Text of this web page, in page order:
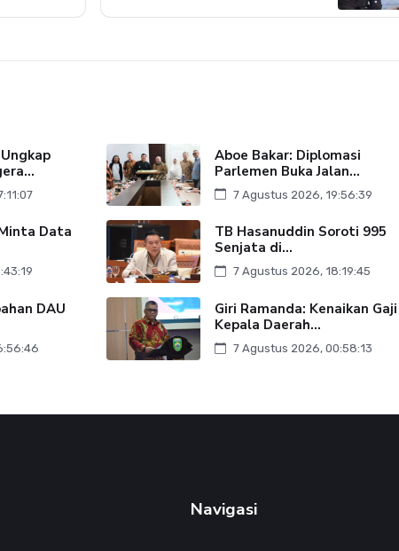
Aboe Bakar: Diplomasi
Parlemen Buka Jalan...
7 Agustus 2026, 19:56:39
Data
TB Hasanuddin Soroti 995
Senjata di...
7 Agustus 2026, 18:19:45
DAU
Giri Ramanda: Kenaikan Gaji
Kepala Daerah...
7 Agustus 2026, 00:58:13
Navigasi